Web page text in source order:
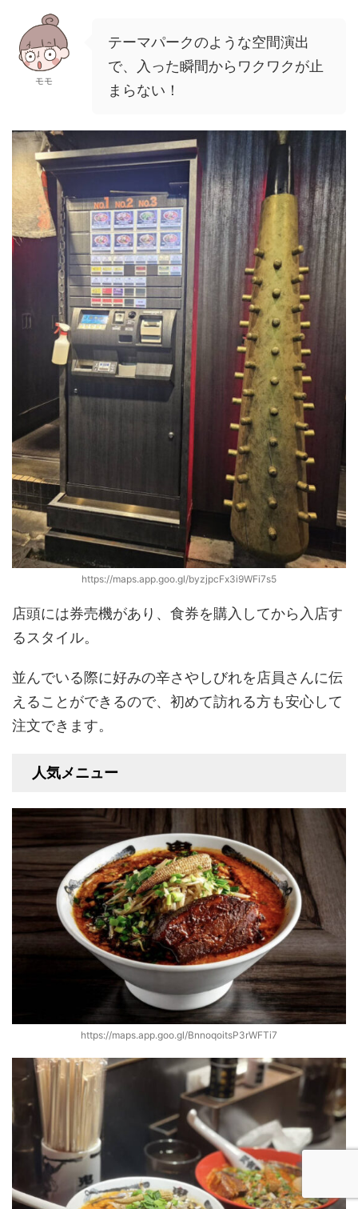
モモ
テーマパークのような空間演出
で、入った瞬間からワクワクが止
まらない！
https://maps.app.goo.gl/byzjpcFx3i9WFi7s5
店頭には券売機があり、食券を購入してから入店す
るスタイル。
並んでいる際に好みの辛さやしびれを店員さんに伝
えることができるので、初めて訪れる方も安心して
注文できます。
人気メニュー
https://maps.app.goo.gl/BnnoqoitsP3rWFTi7